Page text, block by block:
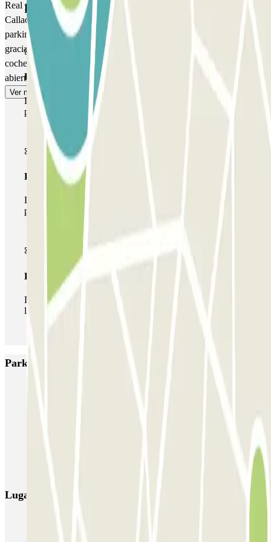
Real y al Teatro Lope de Vega, muy cerca de la Gran Vía y de
Callao. ¿Necesitas aparcar cerca de Chueca o de Malasaña? El
parking Sevilla te ofrece plazas de aparcamiento totalmente seguras
gracias a su video vigilancia constante; además, podrás dejar tu
coche toda la noche, ya que el aparcamiento Sevilla permanece
abierto las 24 horas.
Ver más
Productos de Parclick
Pase básico
Durante tu estancia podrás entrar y salir una única vez al
parking
Pase multiparking
Durante tu estancia podrás hacer uso de toda la red de
parkings de este operador disponibles en Parclick.
Pase ilimitado
Durante tu estancia podrás entrar y salir del parking todas
las veces que quieras.
Parkings más valorados en Madrid
Lugares y eventos interesantes cerca de Sevilla